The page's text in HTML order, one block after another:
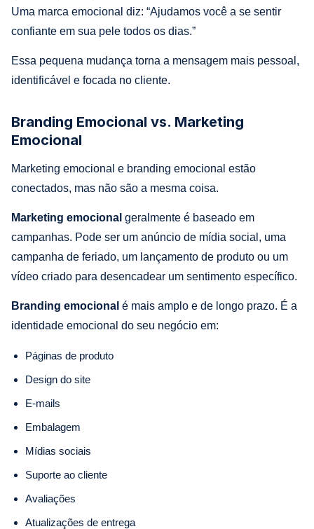
Uma marca emocional diz: “Ajudamos você a se sentir
confiante em sua pele todos os dias.”
Essa pequena mudança torna a mensagem mais pessoal,
identificável e focada no cliente.
Branding Emocional vs. Marketing
Emocional
Marketing emocional e branding emocional estão
conectados, mas não são a mesma coisa.
Marketing emocional geralmente é baseado em
campanhas. Pode ser um anúncio de mídia social, uma
campanha de feriado, um lançamento de produto ou um
vídeo criado para desencadear um sentimento específico.
Branding emocional é mais amplo e de longo prazo. É a
identidade emocional do seu negócio em:
Páginas de produto
Design do site
E-mails
Embalagem
Mídias sociais
Suporte ao cliente
Avaliações
Atualizações de entrega